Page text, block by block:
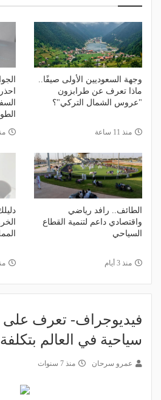
وجهة السعوديين الأولى صيفًا..
ماذا تعرف عن طرابزون
"عروس الشمال التركي"؟
منذ 11 ساعة
الطائف.. رافد رياضي
واقتصادي داعم لتنمية القطاع
السياحي
منذ 3 أيام
فيديوجراف- تعرف على
سياحية في العالم بتكلفة 630 ألف دولار
عمرو سرحان منذ 7 سنوات